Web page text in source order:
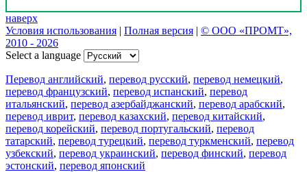
наверх
Условия использования | Полная версия | © ООО «ПРОМТ»,
2010 - 2026
Select a language
Перевод английский, перевод русский, перевод немецкий,
перевод французский, перевод испанский, перевод
итальянский, перевод азербайджанский, перевод арабский,
перевод иврит, перевод казахский, перевод китайский,
перевод корейский, перевод португальский, перевод
татарский, перевод турецкий, перевод туркменский, перевод
узбекский, перевод украинский, перевод финский, перевод
эстонский, перевод японский